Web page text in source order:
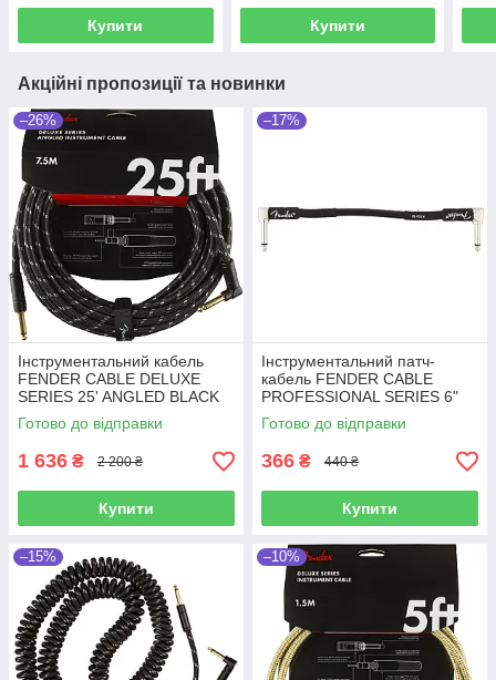
Купити Купити
Акційні пропозиції та новинки
–26%
Інструментальний кабель
FENDER CABLE DELUXE
SERIES 25' ANGLED BLACK
TWEED (7.5 м)
Готово до відправки
1 636 ₴ 2 200 ₴
Купити
–17%
Інструментальний патч-
кабель FENDER CABLE
PROFESSIONAL SERIES 6"
PATCH BLACK
Готово до відправки
366 ₴ 440 ₴
Купити
–15% –10%